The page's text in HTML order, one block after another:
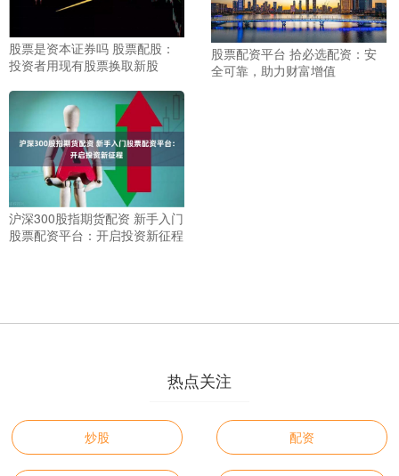
股票是资本证券吗 股票配股：
投资者用现有股票换取新股
股票配资平台 拾必选配资：安
全可靠，助力财富增值
沪深300股指期货配资 新手入门
股票配资平台：开启投资新征程
热点关注
炒股 配资